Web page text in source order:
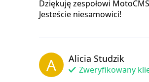
Dziękuję zespołowi
Jesteście niesamowici!
A Alicia Studzik
Zweryfikowany